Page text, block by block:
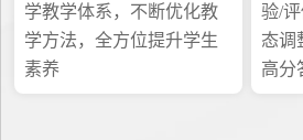
学教学体系，不断优化教
学方法，全方位提升学生
素养
验/
态调
高分